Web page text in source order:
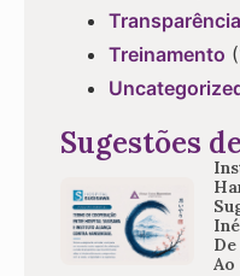
Transparência
Treinamento
Sugestões
Ao